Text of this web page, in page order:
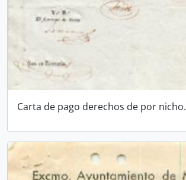
Carta de pago derechos de por nicho.